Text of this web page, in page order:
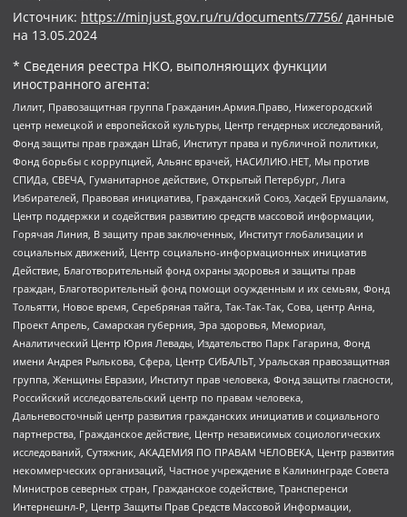
Источник: https://minjust.gov.ru/ru/documents/7756/ данные
на 13.05.2024
* Сведения реестра НКО, выполняющих функции
иностранного агента:
Лилит, Правозащитная группа Гражданин.Армия.Право, Нижегородский
центр немецкой и европейской культуры, Центр гендерных исследований,
Фонд защиты прав граждан Штаб, Институт права и публичной политики,
Фонд борьбы с коррупцией, Альянс врачей, НАСИЛИЮ.НЕТ, Мы против
СПИДа, СВЕЧА, Гуманитарное действие, Открытый Петербург, Лига
Избирателей, Правовая инициатива, Гражданский Союз, Хасдей Ерушалаим,
Центр поддержки и содействия развитию средств массовой информации,
Горячая Линия, В защиту прав заключенных, Институт глобализации и
социальных движений, Центр социально-информационных инициатив
Действие, Благотворительный фонд охраны здоровья и защиты прав
граждан, Благотворительный фонд помощи осужденным и их семьям, Фонд
Тольятти, Новое время, Серебряная тайга, Так-Так-Так, Сова, центр Анна,
Проект Апрель, Самарская губерния, Эра здоровья, Мемориал,
Аналитический Центр Юрия Левады, Издательство Парк Гагарина, Фонд
имени Андрея Рылькова, Сфера, Центр СИБАЛЬТ, Уральская правозащитная
группа, Женщины Евразии, Институт прав человека, Фонд защиты гласности,
Российский исследовательский центр по правам человека,
Дальневосточный центр развития гражданских инициатив и социального
партнерства, Гражданское действие, Центр независимых социологических
исследований, Сутяжник, АКАДЕМИЯ ПО ПРАВАМ ЧЕЛОВЕКА, Центр развития
некоммерческих организаций, Частное учреждение в Калининграде Совета
Министров северных стран, Гражданское содействие, Трансперенси
Интернешнл-Р, Центр Защиты Прав Средств Массовой Информации,